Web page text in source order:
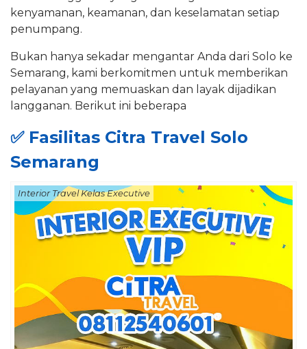
kenyamanan, keamanan, dan keselamatan setiap
penumpang.
Bukan hanya sekadar mengantar Anda dari Solo ke
Semarang, kami berkomitmen untuk memberikan
pelayanan yang memuaskan dan layak dijadikan
langganan. Berikut ini beberapa
✅ Fasilitas Citra Travel Solo
Semarang
Interior Travel Kelas Executive